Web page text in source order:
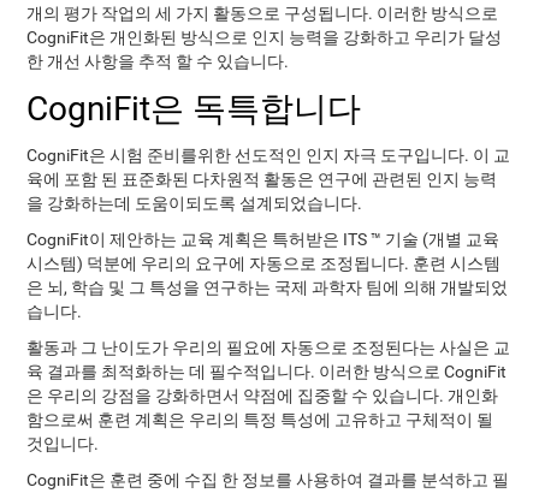
개의 평가 작업의 세 가지 활동으로 구성됩니다. 이러한 방식으로
CogniFit은 개인화된 방식으로 인지 능력을 강화하고 우리가 달성
한 개선 사항을 추적 할 수 있습니다.
CogniFit은 독특합니다
CogniFit은 시험 준비를위한 선도적인 인지 자극 도구입니다. 이 교
육에 포함 된 표준화된 다차원적 활동은 연구에 관련된 인지 능력
을 강화하는데 도움이되도록 설계되었습니다.
CogniFit이 제안하는 교육 계획은 특허받은 ITS ™ 기술 (개별 교육
시스템) 덕분에 우리의 요구에 자동으로 조정됩니다. 훈련 시스템
은 뇌, 학습 및 그 특성을 연구하는 국제 과학자 팀에 의해 개발되었
습니다.
활동과 그 난이도가 우리의 필요에 자동으로 조정된다는 사실은 교
육 결과를 최적화하는 데 필수적입니다. 이러한 방식으로 CogniFit
은 우리의 강점을 강화하면서 약점에 집중할 수 있습니다. 개인화
함으로써 훈련 계획은 우리의 특정 특성에 고유하고 구체적이 될
것입니다.
CogniFit은 훈련 중에 수집 한 정보를 사용하여 결과를 분석하고 필